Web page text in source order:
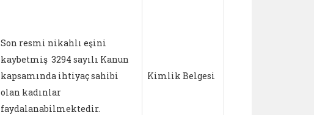
Son resmi nikahlı eşini
kaybetmiş 3294 sayılı Kanun
kapsamında ihtiyaç sahibi
olan kadınlar
faydalanabilmektedir.
Kimlik Belgesi